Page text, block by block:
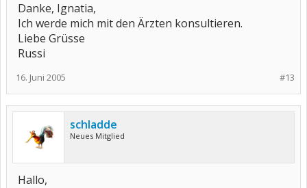
Danke, Ignatia,
Ich werde mich mit den Ärzten konsultieren.
Liebe Grüsse
Russi
#13
16. Juni 2005
schladde
Neues Mitglied
Hallo,